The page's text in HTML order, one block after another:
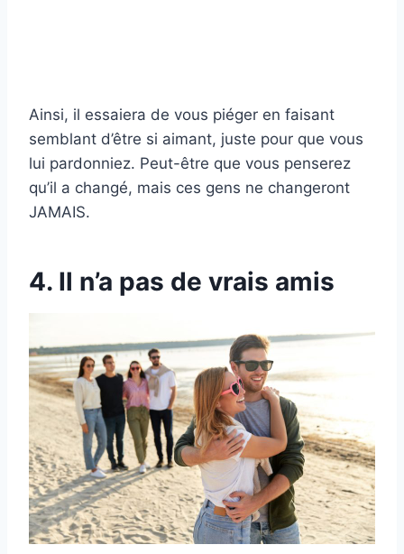
Ainsi, il essaiera de vous piéger en faisant
semblant d’être si aimant, juste pour que vous
lui pardonniez. Peut-être que vous penserez
qu’il a changé, mais ces gens ne changeront
JAMAIS.
4. Il n’a pas de vrais amis